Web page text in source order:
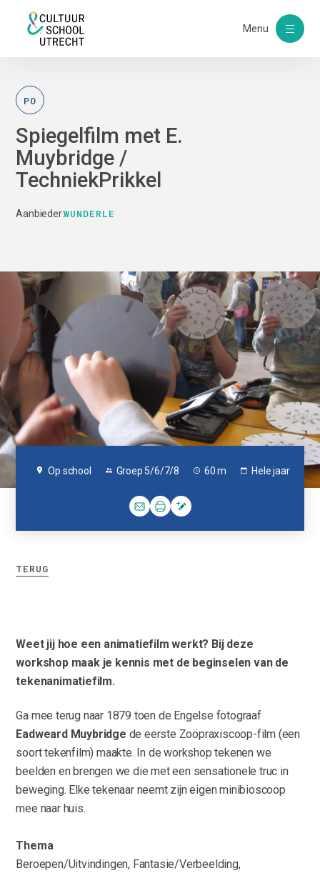
Menu
PO
Spiegelfilm met E.
Muybridge /
TechniekPrikkel
Aanbieder:WUNDERLE
Op school Groep 5/6/7/8 60 m Hele jaar
TERUG
Weet jij hoe een animatiefilm werkt? Bij deze
workshop maak je kennis met de beginselen van de
tekenanimatiefilm.
Ga mee terug naar 1879 toen de Engelse fotograaf
Eadweard Muybridge de eerste Zoöpraxiscoop-film (een
soort tekenfilm) maakte. In de workshop tekenen we
beelden en brengen we die met een sensationele truc in
beweging. Elke tekenaar neemt zijn eigen minibioscoop
mee naar huis.
Thema
Beroepen/Uitvindingen, Fantasie/Verbeelding,